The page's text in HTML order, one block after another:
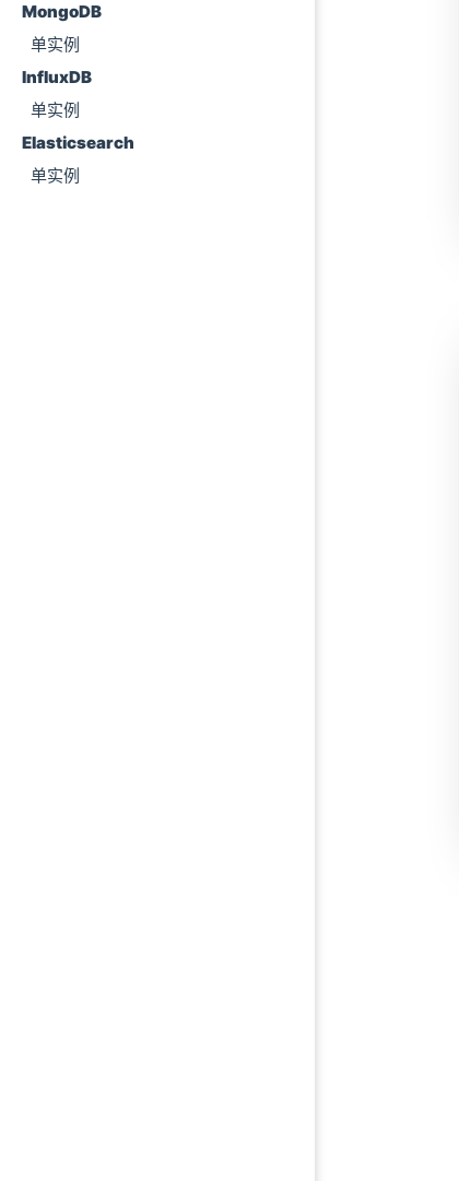
MongoDB
单实例
InfluxDB
单实例
Elasticsearch
单实例